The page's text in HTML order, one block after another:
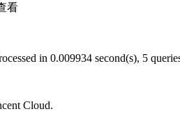
看
in 0.009934 second(s), 5
Cloud.